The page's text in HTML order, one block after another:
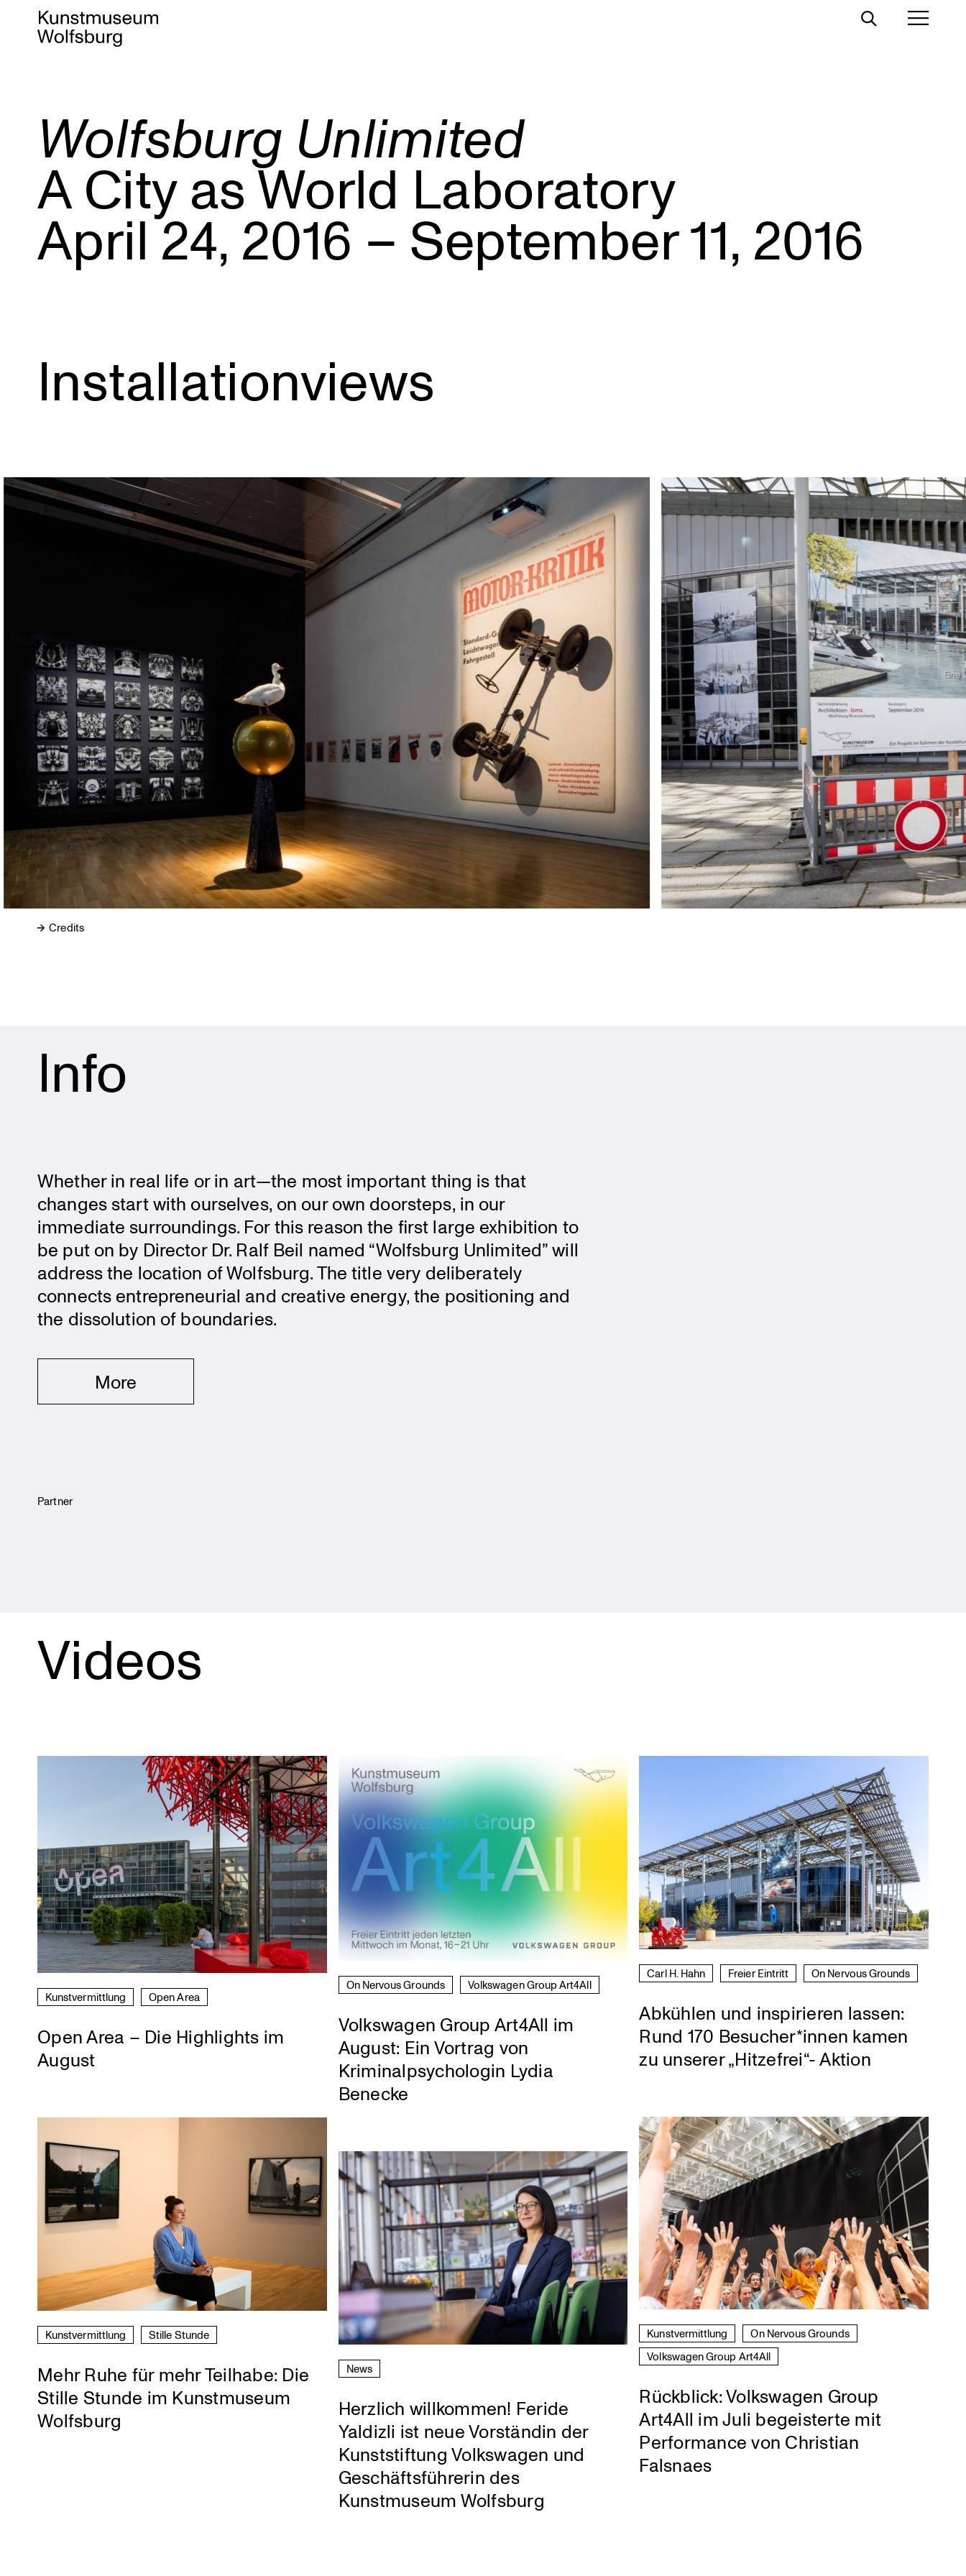
content
Toggle
Wolfsburg Unlimited
A City as World Laboratory
April 24, 2016 – September 11, 2016
Installationviews
Credits
Info
Whether in real life or in art—the most important thing is that
changes start with ourselves, on our own doorsteps, in our
immediate surroun­dings. For this reason the first large exhibi­tion to
be put on by Director Dr. Ralf Beil named “Wolfsburg Unlimited” will
address the location of Wolfsburg. The title very deliber­ately
connects entre­pre­neu­rial and creative energy, the positio­ning and
the disso­lu­tion of boundaries.
More
Partner
Videos
Kunst­ver­mitt­lung Open Area
Open Area – Die Highlights im
August
On Nervous Grounds Volks­wagen Group Art4All
Volkswagen Group Art4All im
August: Ein Vortrag von
Kriminalpsychologin Lydia
Benecke
Carl H. Hahn Freier Eintritt On Nervous Grounds
Abkühlen und inspirieren lassen:
Rund 170 Besucher*innen kamen
zu unserer „Hitzefrei“- Aktion
Kunst­ver­mitt­lung
On Nervous Grounds
Volks­wagen Group Art4All
Rückblick: Volkswagen Group
Art4All im Juli begeisterte mit
Performance von Christian
Falsnaes
Kunst­ver­mitt­lung Stille Stunde
Mehr Ruhe für mehr Teilhabe: Die
Stille Stunde im Kunstmuseum
Wolfsburg
News
Herzlich willkommen! Feride
Yaldizli ist neue Vorständin der
Kunststiftung Volkswagen und
Geschäftsführerin des
Kunstmuseum Wolfsburg